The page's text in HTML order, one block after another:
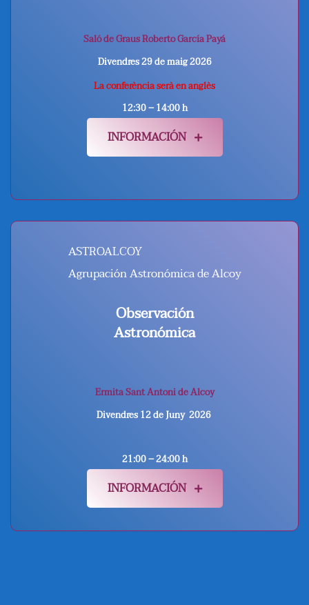
Saló de Graus Roberto García Payá
Divendres 29 de maig 2026
La conferència serà en anglès
12:30 – 14:00 h
INFORMACIÓN
ASTROALCOY
Agrupación Astronómica de Alcoy
Observación
Astronómica
Ermita Sant Antoni de Alcoy
Divendres 12 de Juny 2026
21:00 – 24:00 h
INFORMACIÓN